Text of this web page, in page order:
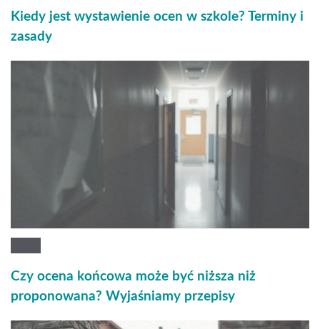
Kiedy jest wystawienie ocen w szkole? Terminy i
zasady
Czy ocena końcowa może być niższa niż
proponowana? Wyjaśniamy przepisy